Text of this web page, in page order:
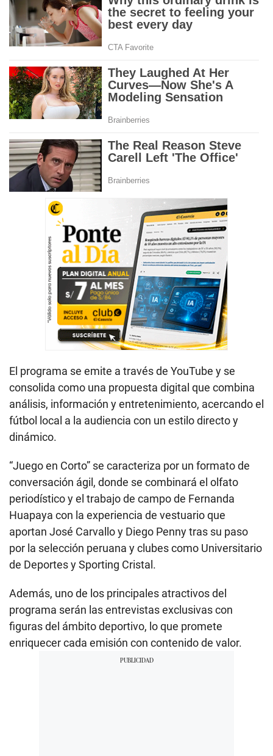
El programa se emite a través de YouTube y se
consolida como una propuesta digital que combina
análisis, información y entretenimiento, acercando el
fútbol local a la audiencia con un estilo directo y
dinámico.
“Juego en Corto” se caracteriza por un formato de
conversación ágil, donde se combinará el olfato
periodístico y el trabajo de campo de Fernanda
Huapaya con la experiencia de vestuario que
aportan José Carvallo y Diego Penny tras su paso
por la selección peruana y clubes como Universitario
de Deportes y Sporting Cristal.
Además, uno de los principales atractivos del
programa serán las entrevistas exclusivas con
figuras del ámbito deportivo, lo que promete
enriquecer cada emisión con contenido de valor.